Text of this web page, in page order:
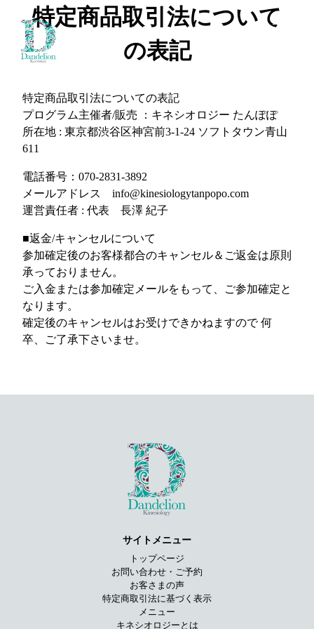
特定商品取引法について
の表記
特定商品取引法についての表記
プログラム主催者/販売 ：キネシオロジー たんぽぽ
所在地 : 東京都渋谷区神宮前3-1-24 ソフトタウン青山
611
電話番号：070-2831-3892
メールアドレス info@kinesiologytanpopo.com
運営責任者 : 代表 長澤 紀子
■返金/キャンセルについて
参加確定後のお客様都合のキャンセル＆ご返金は原則
承っておりません。
ご入金または参加確定メールをもって、ご参加確定と
なります。
確定後のキャンセルはお受けできかねますので 何
卒、ご了承下さいませ。
サイトメニュー
トップページ
お問い合わせ・ご予約
お客さまの声
特定商取引法に基づく表示
メニュー
キネシオロジーとは